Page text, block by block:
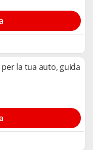
la tua auto, guida